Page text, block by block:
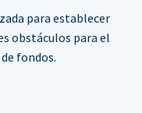
para establecer
obstáculos para el
fondos.